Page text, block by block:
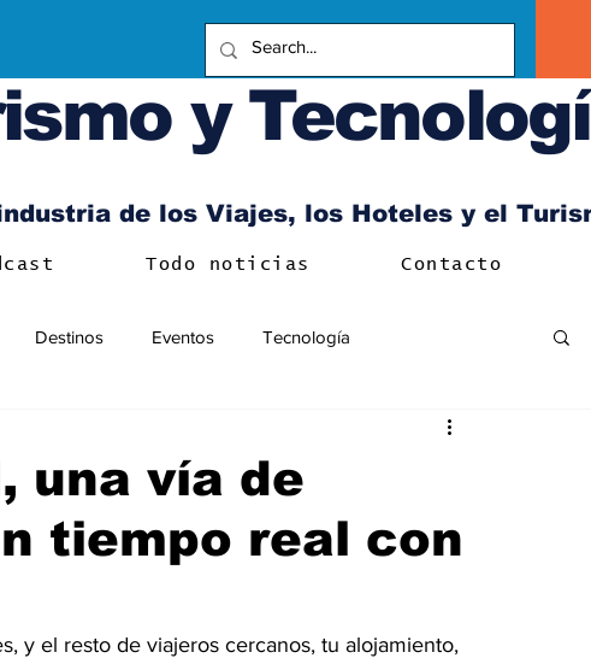
y
de los Viajes, los Hoteles y el
Todo noticias Contacto
Destinos Eventos Tecnología
una vía de
tiempo real con
y el resto de viajeros cercanos, tu alojamiento,